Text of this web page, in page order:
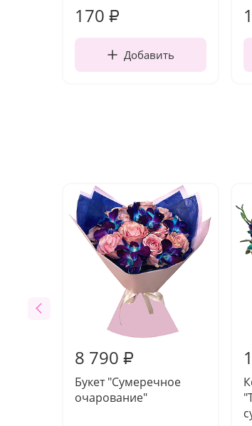
170 ₽
Добавить
8 790 ₽
Букет "Сумеречное
очарование"